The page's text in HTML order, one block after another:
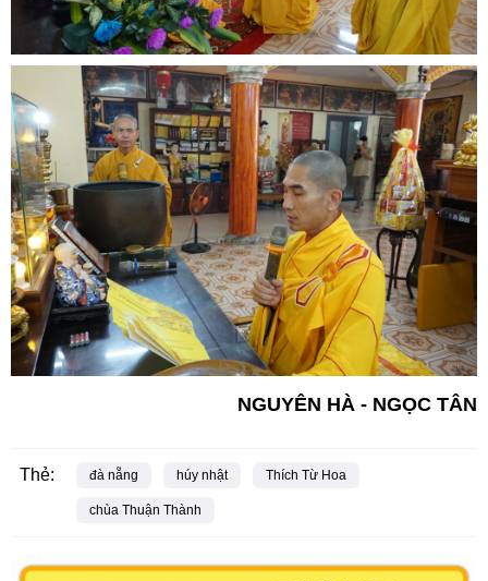
NGUYÊN HÀ - NGỌC TÂN
Thẻ: đà nẵng húy nhật Thích Từ Hoa
chùa Thuận Thành